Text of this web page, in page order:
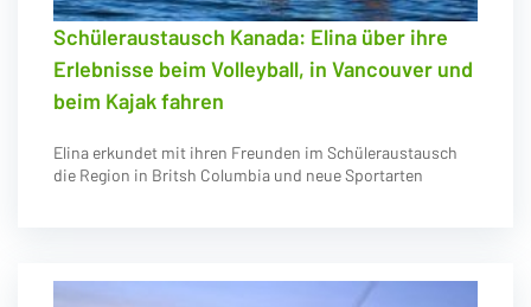
Schüleraustausch Kanada: Elina über ihre
Erlebnisse beim Volleyball, in Vancouver und
beim Kajak fahren
Elina erkundet mit ihren Freunden im Schüleraustausch
die Region in Britsh Columbia und neue Sportarten